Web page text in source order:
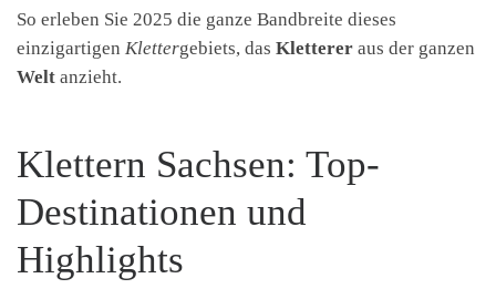
So erleben Sie 2025 die ganze Bandbreite dieses
einzigartigen Klettergebiets, das Kletterer aus der ganzen
Welt anzieht.
Klettern Sachsen: Top-
Destinationen und
Highlights